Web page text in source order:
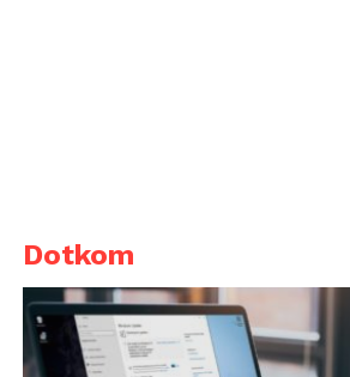
Dotkom